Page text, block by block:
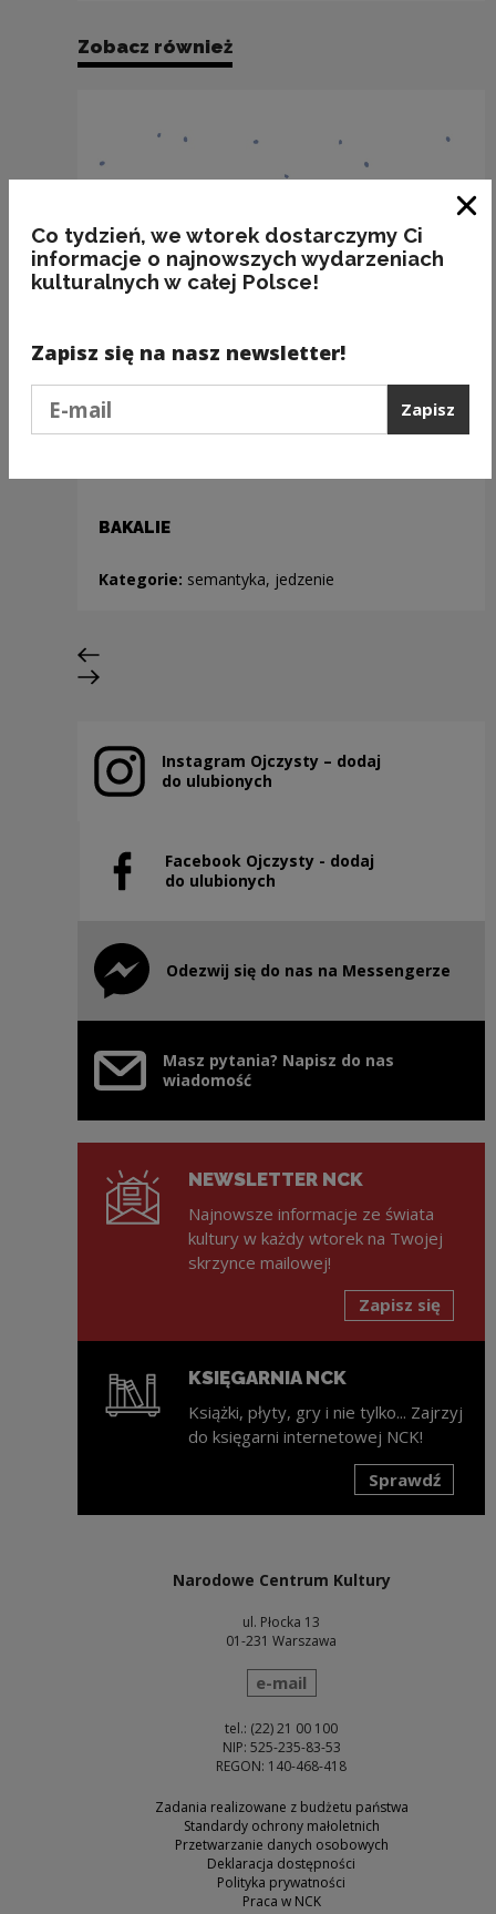
Zobacz również
BAKALIE
Kategorie: semantyka, jedzenie
Poprzedni slajd
Następny slajd
Instagram Ojczysty – dodaj
do ulubionych
Uwaga, link zostanie otwarty w nowym oknie
Facebook Ojczysty - dodaj
do ulubionych
Uwaga, link zostanie otwarty w nowym oknie
Odezwij się do nas na Messengerze
Uwaga, link zostanie otwarty w nowym oknie
Masz pytania? Napisz do nas
wiadomość
NEWSLETTER NCK
Najnowsze informacje ze świata
kultury w każdy wtorek na Twojej
skrzynce mailowej!
Zapisz się
KSIĘGARNIA NCK
Książki, płyty, gry i nie tylko... Zajrzyj
do księgarni internetowej NCK!
Sprawdź
Narodowe Centrum Kultury
ul. Płocka 13
01-231 Warszawa
wyślij wiadomość
e-mail
tel.: (22) 21 00 100
NIP: 525-235-83-53
REGON: 140-468-418
Zadania realizowane z budżetu państwa
Standardy ochrony małoletnich
Przetwarzanie danych osobowych
Deklaracja dostępności
Polityka prywatności
Praca w NCK
Co tydzień, we wtorek dostarczymy Ci
informacje o najnowszych wydarzeniach
kulturalnych w całej Polsce!
Zapisz się na nasz newsletter!
Zapisz